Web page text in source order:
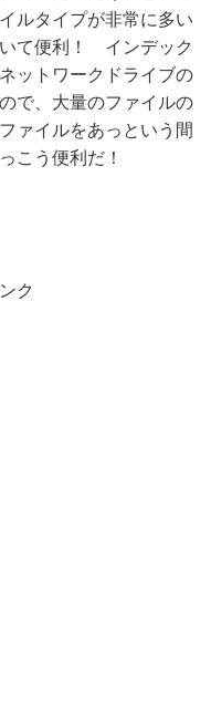
ルタイプが非常に多い
て便利！ インデック
ットワークドライブの
で、大量のファイルの
ァイルをあっという間
こう便利だ！
ク